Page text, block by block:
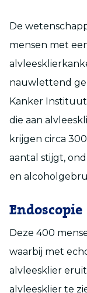
De
mensen met
nauwlettend
Kanker
die aan
krijgen circa
aantal stijgt,
en
Endoscopie
Deze 400
waarbij met
alvleesklier eruit
alvleesklier te